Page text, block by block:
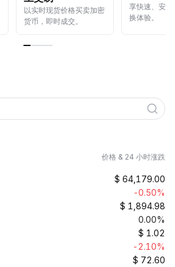
以实时现货价格买卖加密
货币，即时成交。
享快速、安
换体验。
价格 & 24 小时涨跌
$ 64,179.00
-0.50%
$ 1,894.98
0.00%
$ 1.02
-2.10%
$ 72.60